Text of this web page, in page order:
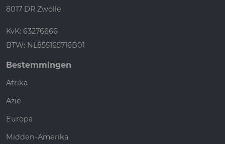
8017 DR Zwolle
KvK: 63276666
BTW: NL855165716B01
Bestemmingen
Afrika
Azië
Europa
Midden-Amerika